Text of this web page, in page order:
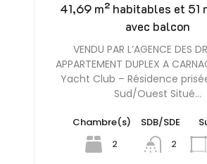
41,69 m² habitables et 51
avec balcon
VENDU PAR L’AGENCE DES
APPARTEMENT DUPLEX A
Yacht Club – Résidence
Sud/Ouest Situé…
Chambre(s)
2
SDB/SDE
2